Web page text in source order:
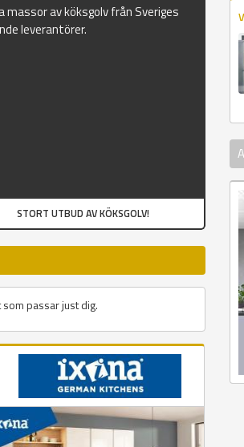
massor av köksgolv från Sveriges
leverantörer.
STORT UTBUD AV KÖKSGOLV!
passar just dig.